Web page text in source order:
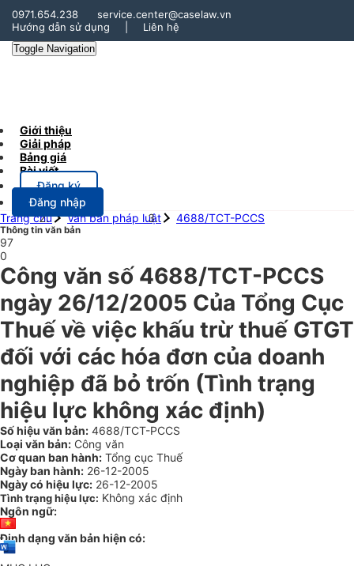
0971.654.238
service.center@caselaw.vn
Hướng dẫn sử dụng
Liên hệ
Toggle Navigation
Giới thiệu
Giải pháp
Bảng giá
Bài viết
Đăng ký
Đăng nhập
Trang chủ
Văn bản pháp luật 4688/TCT-PCCS
Thông tin văn bản
97
0
Công văn số 4688/TCT-PCCS
ngày 26/12/2005 Của Tổng Cục
Thuế về việc khấu trừ thuế GTGT
đối với các hóa đơn của doanh
nghiệp đã bỏ trốn (Tình trạng
hiệu lực không xác định)
Số hiệu văn bản: 4688/TCT-PCCS
Loại văn bản: Công văn
Cơ quan ban hành: Tổng cục Thuế
Ngày ban hành: 26-12-2005
Ngày có hiệu lực: 26-12-2005
Tình trạng hiệu lực: Không xác định
Ngôn ngữ:
Định dạng văn bản hiện có: